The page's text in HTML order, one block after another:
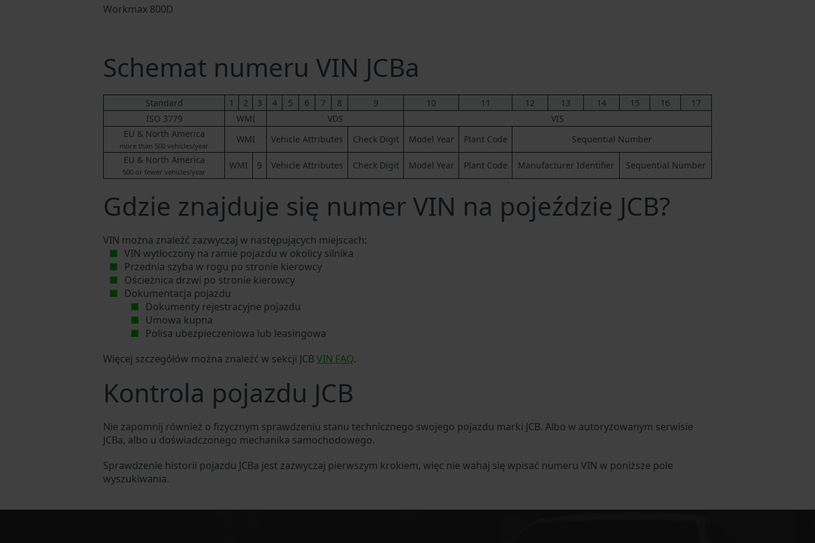
Workmax 800D
Schemat numeru VIN JCBa
Standard 1 2 3 4 5 6 7 8 9 10 11 12 13 14 15 16
17
ISO 3779
WMI VDS
VIS
EU & North America
more than 500 vehicles/year
WMI Vehicle Attributes Check Digit Model Year Plant Code
Sequential Number
EU & North America
500 or fewer vehicles/year
WMI 9 Vehicle Attributes Check Digit Model Year Plant Code Manufacturer Identifier Sequential Number
Gdzie znajduje się numer VIN na pojeździe JCB?
VIN można znaleźć zazwyczaj w następujących miejscach:
VIN wytłoczony na ramie pojazdu w okolicy silnika
Przednia szyba w rogu po stronie kierowcy
Ościeżnica drzwi po stronie kierowcy
Dokumentacja pojazdu
Dokumenty rejestracyjne pojazdu
Umowa kupna
Polisa ubezpieczeniowa lub leasingowa
Więcej szczegółów można znaleźć w sekcji JCBVIN FAQ.
Kontrola pojazdu JCB
Nie zapomnij również o fizycznym sprawdzeniu stanu technicznego swojego pojazdu marki JCB. Albo w autoryzowanym serwisie
JCBa, albo u doświadczonego mechanika samochodowego.
Sprawdzenie historii pojazdu JCBa jest zazwyczaj pierwszym krokiem, więc nie wahaj się wpisać numeru VIN w poniższe pole
wyszukiwania.